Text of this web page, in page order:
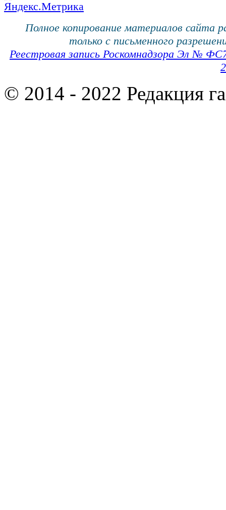
Полное копирование материалов сайта
только с письменного
Реестровая запись Роскомнадзора Эл №
© 2014 - 2022 Редакция